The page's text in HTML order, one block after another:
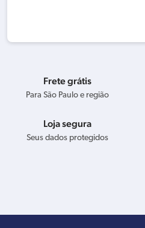
Frete grátis
Para São Paulo e região
Loja segura
Seus dados protegidos